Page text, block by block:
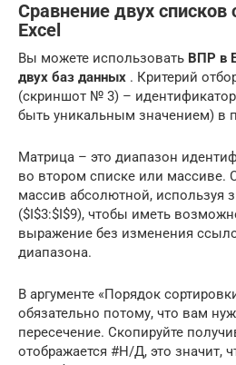
Сравнение двух
Excel
Вы можете использовать ВПР в
двух баз данных . Критерий
(скриншот № 3) –
быть уникальным значением) в
Матрица – это диапазон
во втором списке или массиве.
массив абсолютной, используя
($I$3:$I$9), чтобы иметь
выражение без изменения
диапазона.
В аргументе «Порядок
обязательно потому, что вам
пересечение. Скопируйте
отображается #Н/Д, это значит,